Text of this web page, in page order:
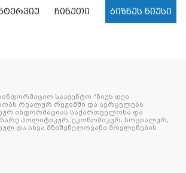
ჩინეთი ბიზნეს ნიუსი
სააგენტო “ნიუს დეი
რეალურ რეჟიმში და ავრცელებს
ინფორმაციას საქართველოსა და
პოლიტიკურ, ეკონომიკურ, სოციალურ,
და სხვა მნიშვნელოვანი მოვლენების